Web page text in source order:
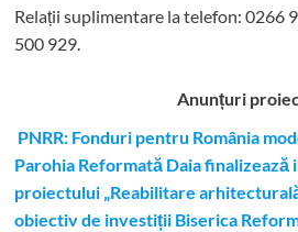
Relații suplimentare la telefon: 0266
500 929.
Anunțuri
PNRR: Fonduri pentru România
Parohia Reformată Daia finalizează
proiectului „Reabilitare
obiectiv de investiții Biserica